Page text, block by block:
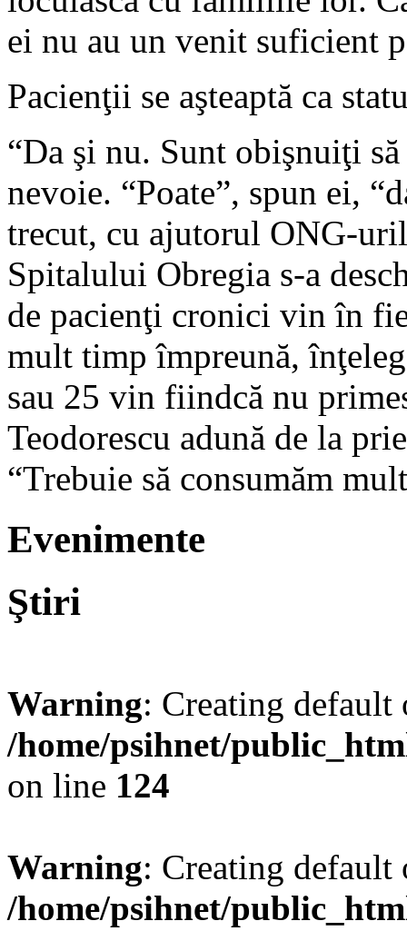
ei nu au un venit suficient
Pacienţii se aşteaptă ca
“Da şi nu. Sunt obişnuiţi să
nevoie. “Poate”, spun ei,
trecut, cu ajutorul ONG-
Spitalului Obregia s-a
de pacienţi cronici vin în
mult timp împreună,
sau 25 vin fiindcă nu
Teodorescu adună de la
“Trebuie să consumăm
Evenimente
Ştiri
Warning: Creating
/home/psihnet/
on line 124
Warning: Creating
/home/psihnet/